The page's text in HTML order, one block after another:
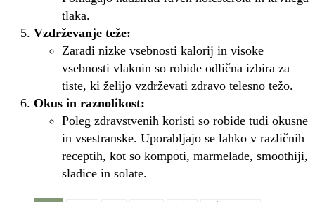
tlaka.
Vzdrževanje teže:
Zaradi nizke vsebnosti kalorij in visoke
vsebnosti vlaknin so robide odlična izbira za
tiste, ki želijo vzdrževati zdravo telesno težo.
Okus in raznolikost:
Poleg zdravstvenih koristi so robide tudi okusne
in vsestranske. Uporabljajo se lahko v različnih
receptih, kot so kompoti, marmelade, smoothiji,
sladice in solate.